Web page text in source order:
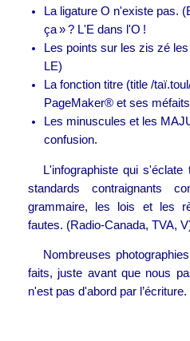
La ligature O n'existe pas.
ça » ? L'E dans l'O !
Les points sur les zis zé
LE)
La fonction titre (title /
PageMaker® et ses méfaits
Les minuscules et les
confusion.
L'infographiste qui
standards contraignants
grammaire, les lois et les
fautes. (Radio-Canada, TVA,
Nombreuses
faits, juste avant que nous
n'est pas d'abord par l’écriture.